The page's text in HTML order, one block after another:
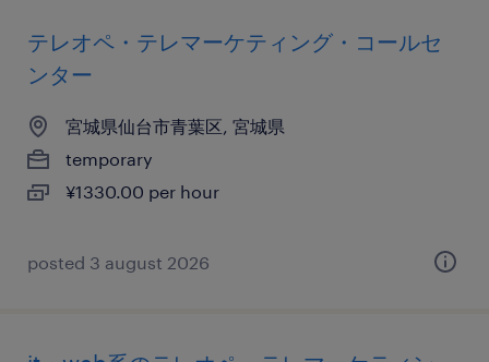
テレオペ・テレマーケティング・コールセ
ンター
宮城県仙台市青葉区, 宮城県
temporary
¥1330.00 per hour
posted 3 august 2026